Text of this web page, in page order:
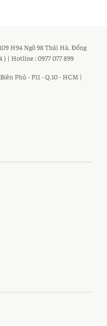
H94 Ngõ 98 Thái Hà, Đống
) | Hotline : 0977 077 899
Phủ - P11 - Q.10 - HCM |